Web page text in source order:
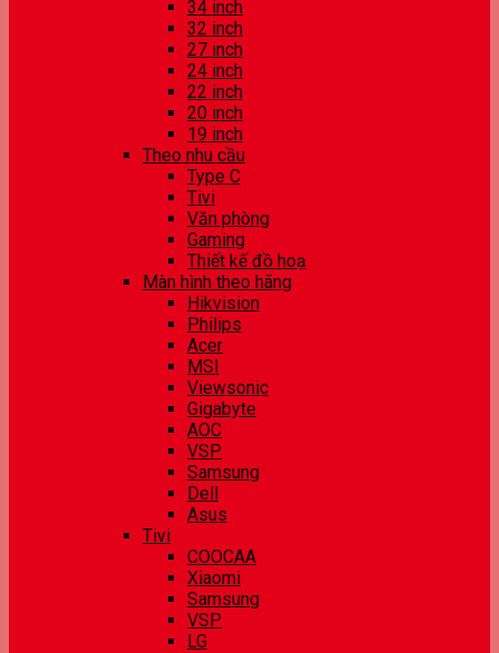
34 inch
32 inch
27 inch
24 inch
22 inch
20 inch
19 inch
Theo nhu cầu
Type C
Tivi
Văn phòng
Gaming
Thiết kế đồ hoạ
Màn hình theo hãng
Hikvision
Philips
Acer
MSI
Viewsonic
Gigabyte
AOC
VSP
Samsung
Dell
Asus
Tivi
COOCAA
Xiaomi
Samsung
VSP
LG